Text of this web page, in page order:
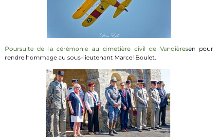
Poursuite de la cérémonie au cimetière civil de Vandièresen pour
rendre hommage au sous-lieutenant Marcel Boulet.